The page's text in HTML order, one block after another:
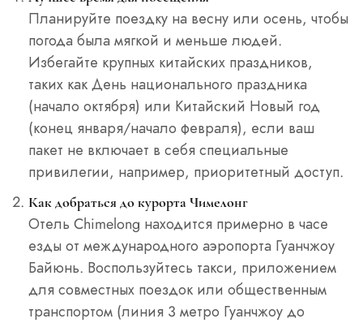
Планируйте поездку на весну или осень, чтобы
погода была мягкой и меньше людей.
Избегайте крупных китайских праздников,
таких как День национального праздника
(начало октября) или Китайский Новый год
(конец января/начало февраля), если ваш
пакет не включает в себя специальные
привилегии, например, приоритетный доступ.
Как добраться до курорта Чимелонг
Отель Chimelong находится примерно в часе
езды от международного аэропорта Гуанчжоу
Байюнь. Воспользуйтесь такси, приложением
для совместных поездок или общественным
транспортом (линия 3 метро Гуанчжоу до